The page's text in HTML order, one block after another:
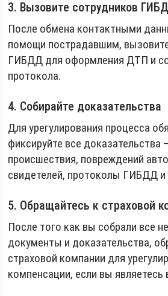
3. Вызовите сотрудников
После обмена контактными
помощи пострадавшим,
ГИБДД для оформления ДТП и
протокола.
4. Собирайте доказательства
Для урегулирования процесса
фиксируйте все
происшествия, повреждений
свидетелей, протоколы ГИБДД
5. Обращайтесь к страховой
После того как вы собрали все
документы и доказательства,
страховой компании для
компенсации, если вы